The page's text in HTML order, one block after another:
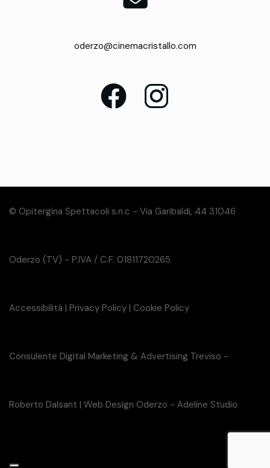
oderzo@cinemacristallo.com
© Opitergina Spettacoli s.n.c - Via Garibaldi, 44 31046
Oderzo (TV) - P.IVA / C.F. 01811720265
Accessibilità | Privacy Policy | Cookie Policy
Consulente Digital Marketing & Advertising Treviso -
Roberto Dalsant | Web Design Oderzo - Adeline Studio